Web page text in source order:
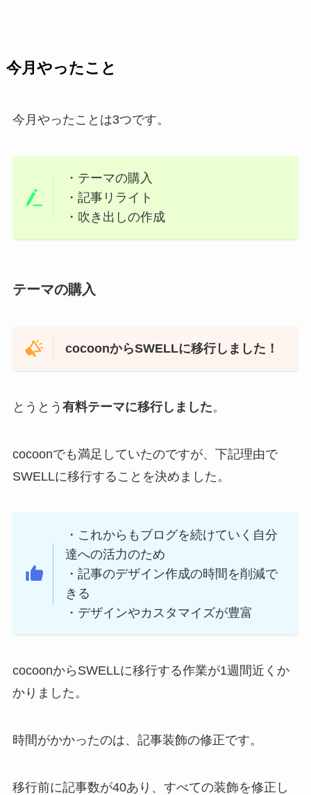
今月やったこと
今月やったことは3つです。
・テーマの購入
・記事リライト
・吹き出しの作成
テーマの購入
cocoonからSWELLに移行しました！
とうとう 有料テーマに移行しました。
cocoonでも満足していたのですが、下記理由で
SWELLに移行することを決めました。
・これからもブログを続けていく自分
達への活力のため
・記事のデザイン作成の時間を削減で
きる
・デザインやカスタマイズが豊富
cocoonからSWELLに移行する作業が1週間近くか
かりました。
時間がかかったのは、記事装飾の修正です。
移行前に記事数が40あり、すべての装飾を修正し